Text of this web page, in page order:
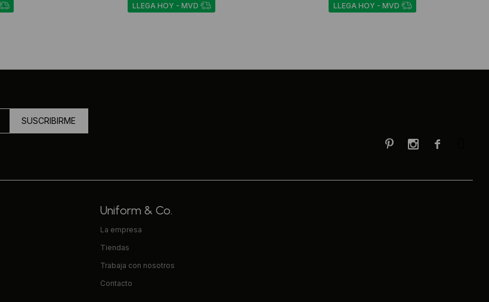
LLEGA HOY - MVD LLEGA HOY - MVD
SUSCRIBIRME

 
Uniform & Co.
La empresa
Tiendas
Trabaja con nosotros
Contacto